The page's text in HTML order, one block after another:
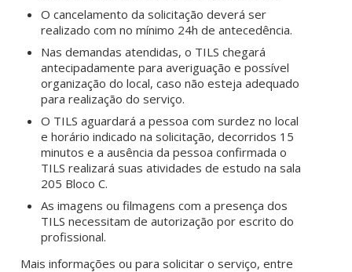
O cancelamento da solicitação deverá ser
realizado com no mínimo 24h de antecedência.
Nas demandas atendidas, o TILS chegará
antecipadamente para averiguação e possível
organização do local, caso não esteja adequado
para realização do serviço.
O TILS aguardará a pessoa com surdez no local
e horário indicado na solicitação, decorridos 15
minutos e a ausência da pessoa confirmada o
TILS realizará suas atividades de estudo na sala
205 Bloco C.
As imagens ou filmagens com a presença dos
TILS necessitam de autorização por escrito do
profissional.
Mais informações ou para solicitar o serviço, entre